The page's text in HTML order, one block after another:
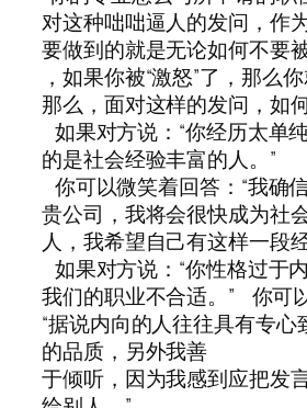
对这种咄咄逼人的发问，作
要做到的就是无论如何不要
，如果你被“激怒”了，那么
那么，面对这样的发问，如
如果对方说：“你经历太单
的是社会经验丰富的人。”
你可以微笑着回答：“我确
贵公司，我将会很快成为社
人，我希望自己有这样一段
如果对方说：“你性格过于
我们的职业不合适。” 你可
“据说内向的人往往具有专心
的品质，另外我善
于倾听，因为我感到应把发